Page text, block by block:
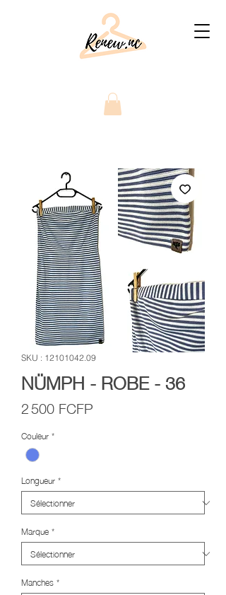
SKU : 12101042.09
NÜMPH - ROBE - 36
2 500 FCFP
Couleur*
Longueur*
Marque*
Manches*